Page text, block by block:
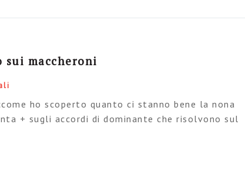
sui maccheroni
ho scoperto quanto ci stanno bene la nona
+ sugli accordi di dominante che risolvono sul